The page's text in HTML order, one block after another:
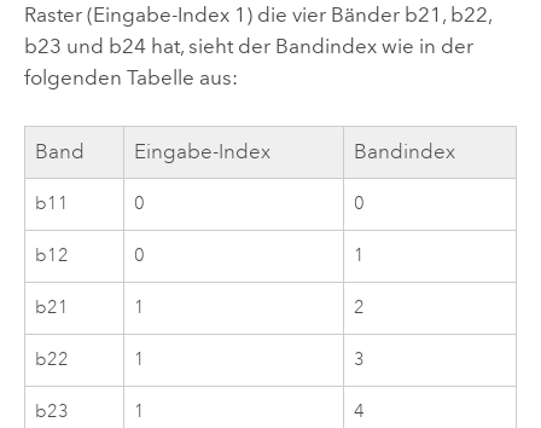
Raster (Eingabe-Index 1) die vier Bänder b21, b22,
b23 und b24 hat, sieht der Bandindex wie in der
folgenden Tabelle aus:
Band Eingabe-Index Bandindex
b11 0 0
b12 0 1
b21 1 2
b22 1 3
b23 1 4